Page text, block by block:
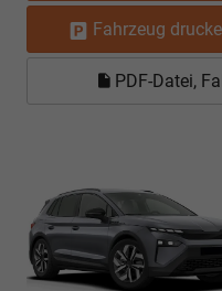
Fahrzeug
PDF-Datei,